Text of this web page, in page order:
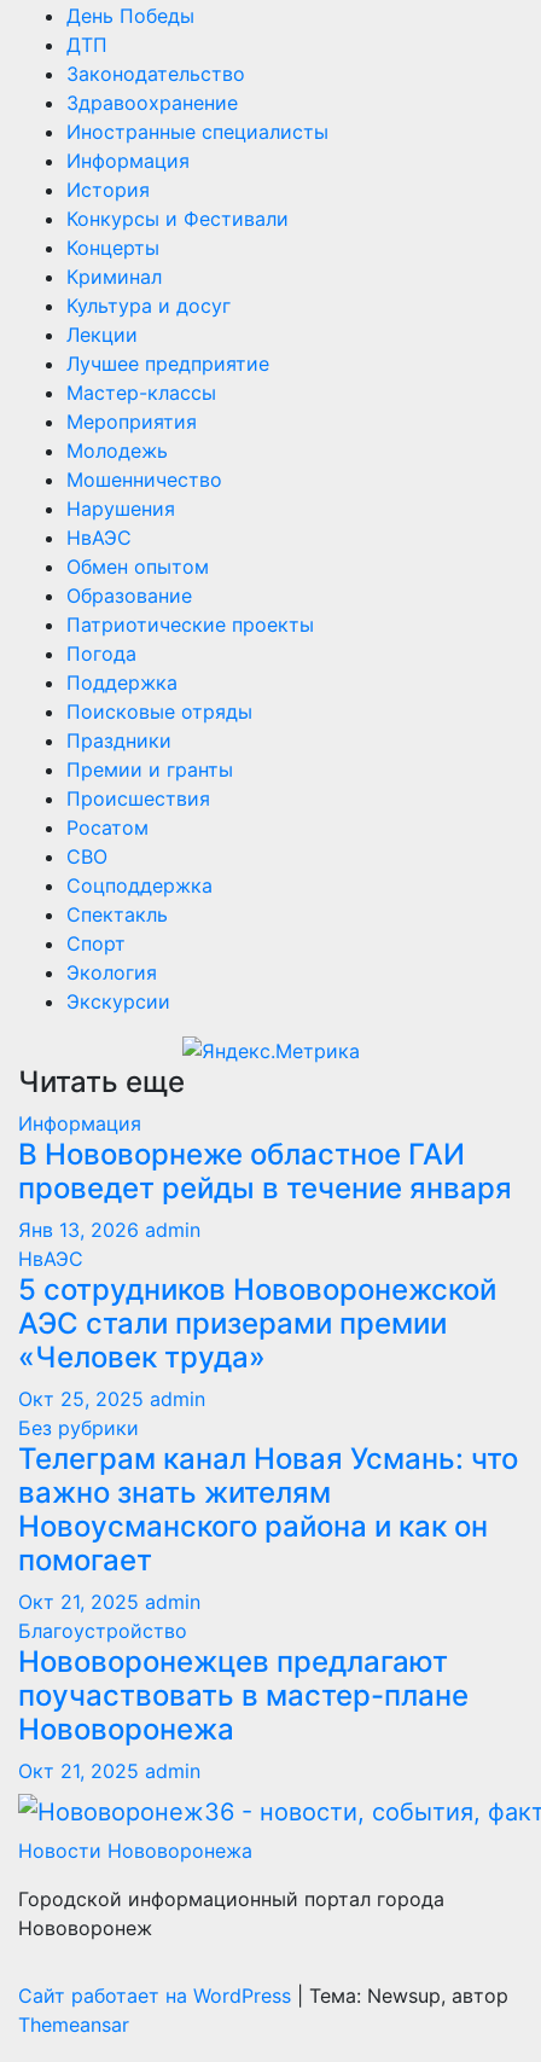
День Победы
ДТП
Законодательство
Здравоохранение
Иностранные специалисты
Информация
История
Конкурсы и Фестивали
Концерты
Криминал
Культура и досуг
Лекции
Лучшее предприятие
Мастер-классы
Мероприятия
Молодежь
Мошенничество
Нарушения
НвАЭС
Обмен опытом
Образование
Патриотические проекты
Погода
Поддержка
Поисковые отряды
Праздники
Премии и гранты
Происшествия
Росатом
СВО
Соцподдержка
Спектакль
Спорт
Экология
Экскурсии
Читать еще
Информация
В Нововорнеже областное ГАИ
проведет рейды в течение января
Янв 13, 2026 admin
НвАЭС
5 сотрудников Нововоронежской
АЭС стали призерами премии
«Человек труда»
Окт 25, 2025 admin
Без рубрики
Телеграм канал Новая Усмань: что
важно знать жителям
Новоусманского района и как он
помогает
Окт 21, 2025 admin
Благоустройство
Нововоронежцев предлагают
поучаствовать в мастер-плане
Нововоронежа
Окт 21, 2025 admin
Новости Нововоронежа
Городской информационный портал города
Нововоронеж
Сайт работает на WordPress
Тема: Newsup, автор
Themeansar